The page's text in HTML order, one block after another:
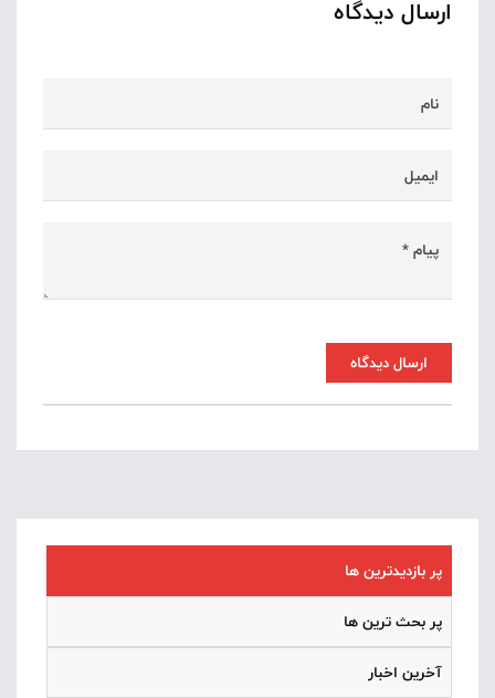
ارسال دیدگاه
ارسال دیدگاه
پر بازدیدترین ها
پر بحث ترین ها
آخرین اخبار